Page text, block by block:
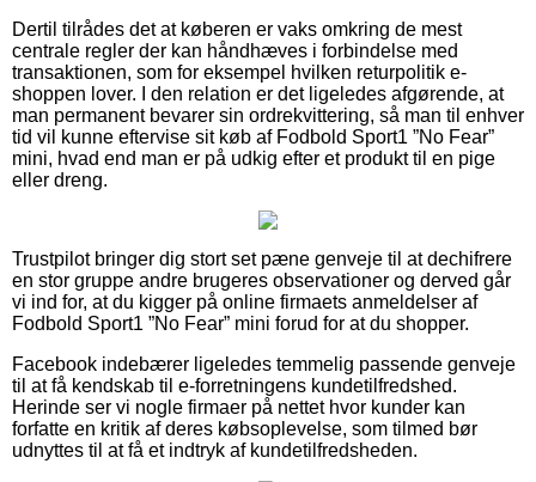
Dertil tilrådes det at køberen er vaks omkring de mest
centrale regler der kan håndhæves i forbindelse med
transaktionen, som for eksempel hvilken returpolitik e-
shoppen lover. I den relation er det ligeledes afgørende, at
man permanent bevarer sin ordrekvittering, så man til enhver
tid vil kunne eftervise sit køb af Fodbold Sport1 ”No Fear”
mini, hvad end man er på udkig efter et produkt til en pige
eller dreng.
Trustpilot bringer dig stort set pæne genveje til at dechifrere
en stor gruppe andre brugeres observationer og derved går
vi ind for, at du kigger på online firmaets anmeldelser af
Fodbold Sport1 ”No Fear” mini forud for at du shopper.
Facebook indebærer ligeledes temmelig passende genveje
til at få kendskab til e-forretningens kundetilfredshed.
Herinde ser vi nogle firmaer på nettet hvor kunder kan
forfatte en kritik af deres købsoplevelse, som tilmed bør
udnyttes til at få et indtryk af kundetilfredsheden.